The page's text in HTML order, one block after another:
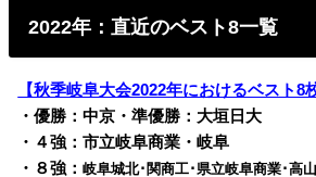
2022年：直近のベスト8一覧
【秋季岐阜大会2022年におけるベスト8
・優勝：中京・準優勝：大垣日大
・４強：市立岐阜商業・岐阜
・８強：岐阜城北･関商工･ 県立岐阜商業･高